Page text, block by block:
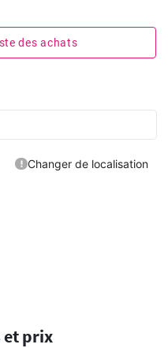
des achats
et prix